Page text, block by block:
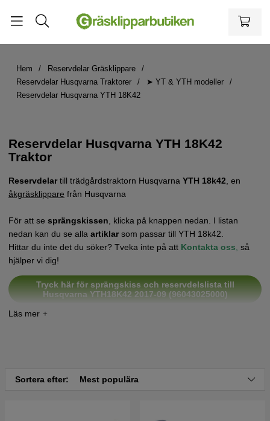
Hem
Reservdelar Gräsklippare
Reservdelar Husqvarna Traktorer
➤ YT & YTH modeller
Reservdelar Husqvarna YTH 18K42
Reservdelar Husqvarna YTH 18K42
Traktor
Reservdelartill trädgårdstraktorn Husqvarna YTH 18k42, en
åkgräsklippare från Husqvarna
För att se sprängskissen, klicka på knappen nedan. I listan
nedan kan du se alla artiklarsom passar till YTH 18k42.
Hittar du inte det du söker? Tveka inte på att Kontakta oss, så
hjälper vi dig!
Tryck här för sprängskiss och reservdelslista till
Husqvarna YTH18K42 2017-09 (96043025000)
Sortera efter:
Mest populära